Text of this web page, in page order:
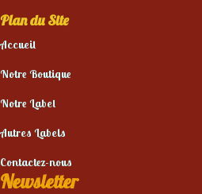
Plan du Site
Accueil
Notre Boutique
Notre Label
Autres Labels
Contactez-nous
Newsletter